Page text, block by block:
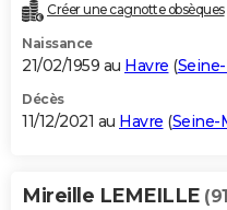
Créer une cagnotte obsèques
Naissance
21/02/1959 au Havre (
Décès
11/12/2021 au Havre (Seine-
Mireille LEMEILLE